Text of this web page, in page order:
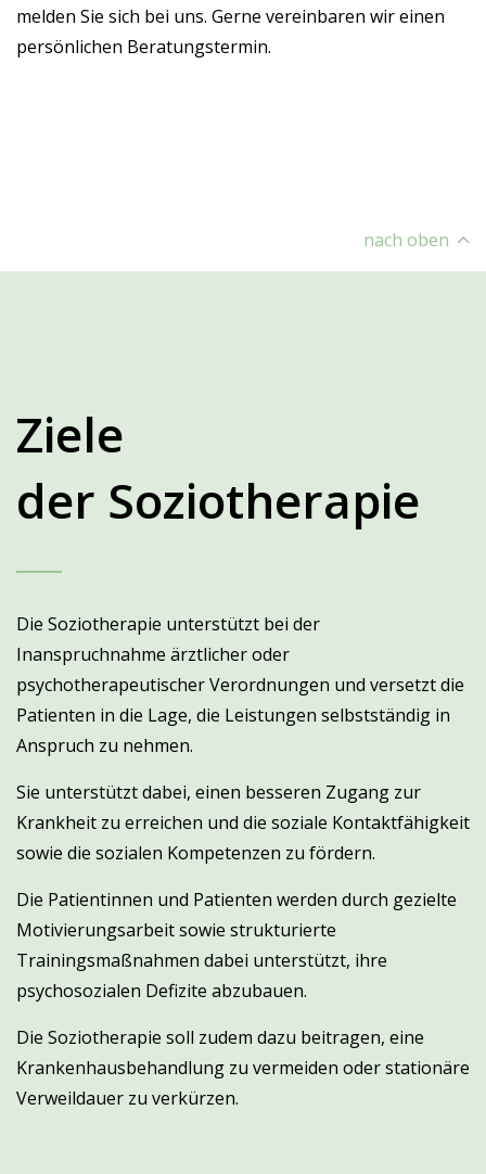
melden Sie sich bei uns. Gerne vereinbaren wir einen
persönlichen Beratungstermin.
nach oben
Ziele
der Soziotherapie
Die Soziotherapie unterstützt bei der
Inanspruchnahme ärztlicher oder
psychotherapeutischer Verordnungen und versetzt die
Patienten in die Lage, die Leistungen selbstständig in
Anspruch zu nehmen.
Sie unterstützt dabei, einen besseren Zugang zur
Krankheit zu erreichen und die soziale Kontaktfähigkeit
sowie die sozialen Kompetenzen zu fördern.
Die Patientinnen und Patienten werden durch gezielte
Motivierungsarbeit sowie strukturierte
Trainingsmaßnahmen dabei unterstützt, ihre
psychosozialen Defizite abzubauen.
Die Soziotherapie soll zudem dazu beitragen, eine
Krankenhausbehandlung zu vermeiden oder stationäre
Verweildauer zu verkürzen.